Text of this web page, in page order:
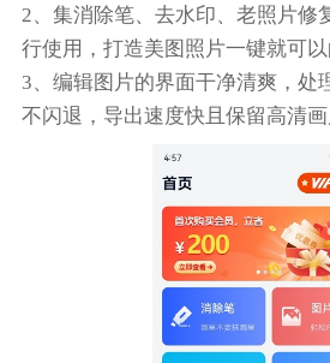
2、集消除笔、去水印、老照片修
行使用，打造美图照片一键就可以
3、编辑图片的界面干净清爽，处
不闪退，导出速度快且保留高清画